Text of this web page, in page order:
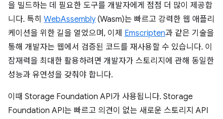
을 빌드하는 데 필요한 도구를 개발자에게 점점 더 많이 제공합
니다. 특히 WebAssembly (Wasm)는 빠르고 강력한 웹 애플리
케이션을 위한 길을 열었으며, 이제 Emscripten과 같은 기술을
통해 개발자는 웹에서 검증된 코드를 재사용할 수 있습니다. 이
잠재력을 최대한 활용하려면 개발자가 스토리지에 관해 동일한
성능과 유연성을 갖춰야 합니다.
이때 Storage Foundation API가 사용됩니다. Storage
Foundation API는 빠르고 의견이 없는 새로운 스토리지 API